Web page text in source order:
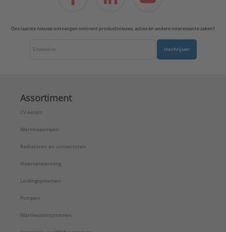
Ons laatste nieuws ontvangen omtrent productnieuws, acties en andere interessante zaken?
Inschrijven
Assortiment
CV-ketels
Warmtepompen
Radiatoren en convectoren
Vloerverwarming
Leidingsystemen
Pompen
Warmwatersystemen